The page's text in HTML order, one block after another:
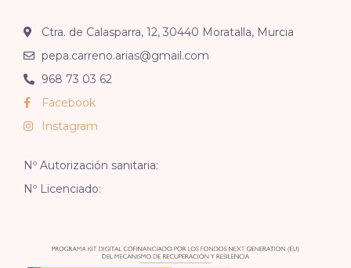
Ctra. de Calasparra, 12, 30440 Moratalla, Murcia
pepa.carreno.arias@gmail.com
968 73 03 62
Facebook
Instagram
Nº Autorización sanitaria:
Nº Licenciado: